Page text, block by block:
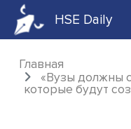
HSE Daily
Главная
«Вузы